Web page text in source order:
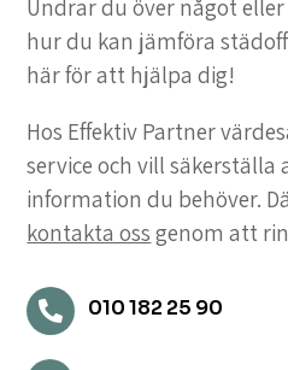
Undrar du över något
hur du kan jämföra
här för att hjälpa dig!
Hos Effektiv Partner
service och vill säkerställa
information du behöver.
kontakta oss genom att
 010 182 25 90